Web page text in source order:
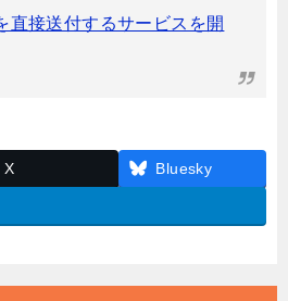
直接送付するサービスを開
X Bluesky